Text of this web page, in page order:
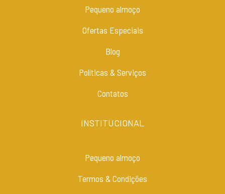
Pequeno almoço
Ofertas Especiais
Blog
Políticas & Serviços
Contatos
INSTITUCIONAL
Pequeno almoço
Termos & Condições